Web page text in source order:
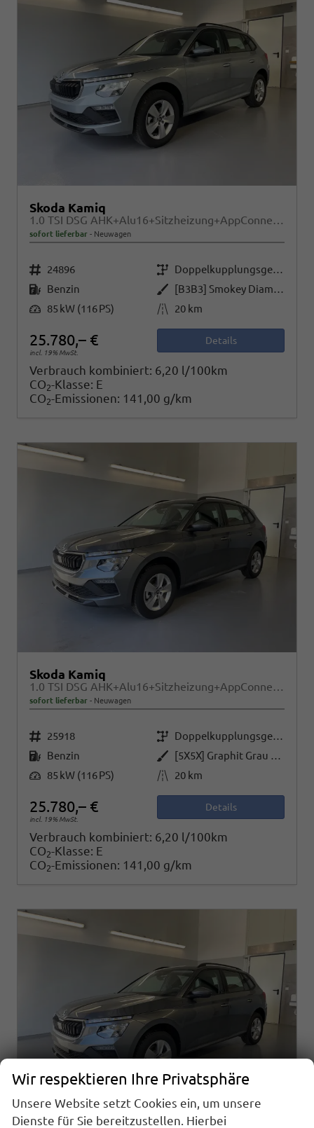
Skoda Kamiq
1.0 TSI DSG AHK+Alu16+Sitzheizung+AppConnect+GV5+LED+Nebel+Klima
sofort lieferbar Neuwagen
Fahrzeugnr. 24896 Getriebe
Doppelkupplungsgetriebe (DSG)
Kraftstoff Benzin Außenfarbe
[B3B3] Smokey Diamond-Silber Metallic
Leistung 85 kW (116 PS) Kilometerstand 20 km
25.780,– €
incl. 19% MwSt.
Details
Verbrauch kombiniert: 6,20 l/100km
CO2-Klasse: E
CO2-Emissionen: 141,00 g/km
Skoda Kamiq
1.0 TSI DSG AHK+Alu16+Sitzheizung+AppConnect+GV5+LED+Nebel+Klima
sofort lieferbar Neuwagen
Fahrzeugnr. 25918 Getriebe
Doppelkupplungsgetriebe (DSG)
Kraftstoff Benzin Außenfarbe
[5X5X] Graphit Grau Metallic
Leistung 85 kW (116 PS) Kilometerstand 20 km
25.780,– €
incl. 19% MwSt.
Details
Verbrauch kombiniert: 6,20 l/100km
CO2-Klasse: E
CO2-Emissionen: 141,00 g/km
Wir respektieren Ihre Privatsphäre
Unsere Website setzt Cookies ein, um unsere
Dienste für Sie bereitzustellen. Hierbei